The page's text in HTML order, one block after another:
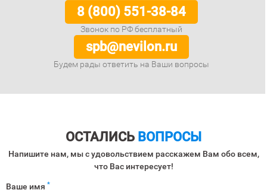
8 (800) 551-38-84
Звонок по РФ бесплатный
spb@nevilon.ru
Будем рады ответить на Ваши вопросы
ОСТАЛИСЬ ВОПРОСЫ
Напишите нам, мы с удовольствием расскажем Вам обо всем,
что Вас интересует!
Ваше имя *